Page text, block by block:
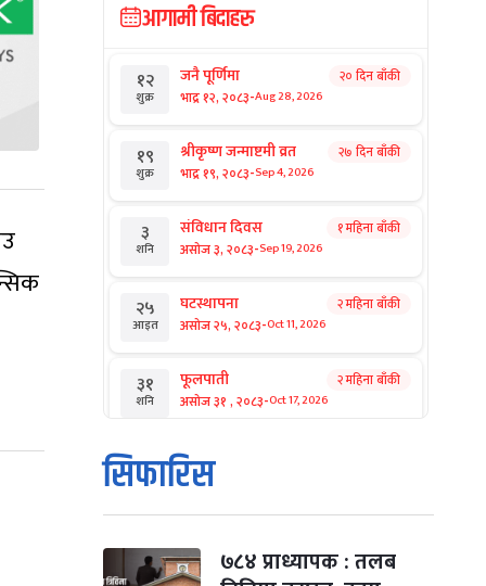
आगामी बिदाहरु
१२
शुक्र
जनै पूर्णिमा
भाद्र १२, २०८३-Aug 28, 2026
२० दिन बाँकी
१९
शुक्र
श्रीकृष्ण जन्माष्टमी व्रत
भाद्र १९, २०८३-Sep 4, 2026
२७ दिन बाँकी
३
शनि
संविधान दिवस
असोज ३, २०८३-Sep 19, 2026
१ महिना बाँकी
२५
आइत
घटस्थापना
असोज २५, २०८३-Oct 11, 2026
२ महिना बाँकी
३१
शनि
फूलपाती
असोज ३१ , २०८३-Oct 17, 2026
२ महिना बाँकी
१
आइत
कार्तिक सङ्क्रान्ति
कार्तिक १, २०८३
मंगल कार्तिक ३, २०८३ -Oct 20, 2026
सिफारिस
७८४ प्राध्यापक : तलब